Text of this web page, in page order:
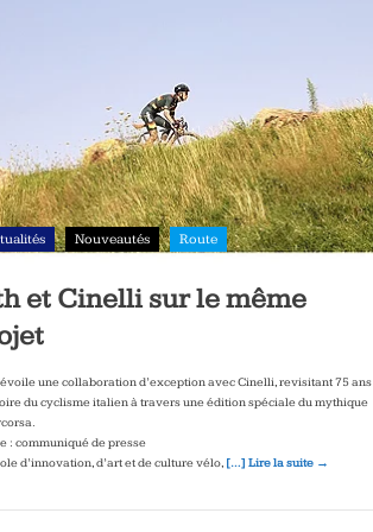
Nouveautés Route
et Cinelli sur le même
une collaboration d’exception avec Cinelli, revisitant 75 ans
du cyclisme italien à travers une édition spéciale du mythique
: communiqué de presse
d’innovation, d’art et de culture vélo, […] Lire la suite →